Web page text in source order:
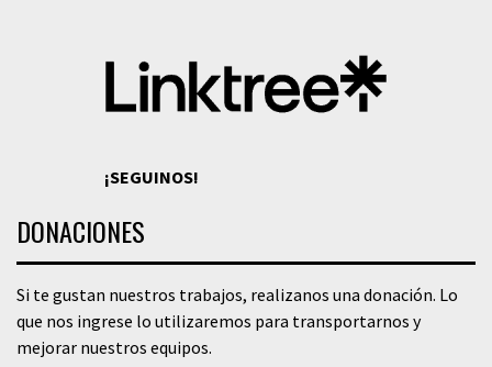
¡SEGUINOS!
DONACIONES
Si te gustan nuestros trabajos, realizanos una donación. Lo
que nos ingrese lo utilizaremos para transportarnos y
mejorar nuestros equipos.